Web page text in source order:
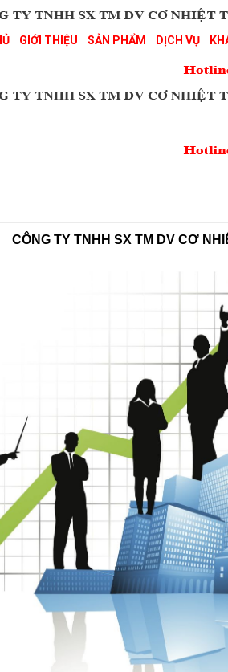
GIỚI THIỆU SẢN PHẨM DỊCH VỤ
CÔNG TY TNHH SX TM DV CƠ